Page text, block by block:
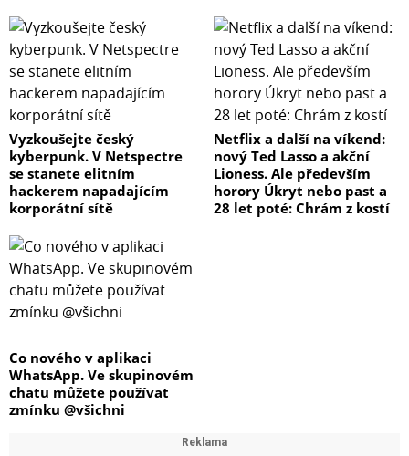
Vyzkoušejte český
kyberpunk. V Netspectre
se stanete elitním
hackerem napadajícím
korporátní sítě
Netflix a další na víkend:
nový Ted Lasso a akční
Lioness. Ale především
horory Úkryt nebo past a
28 let poté: Chrám z kostí
Co nového v aplikaci
WhatsApp. Ve skupinovém
chatu můžete používat
zmínku @všichni